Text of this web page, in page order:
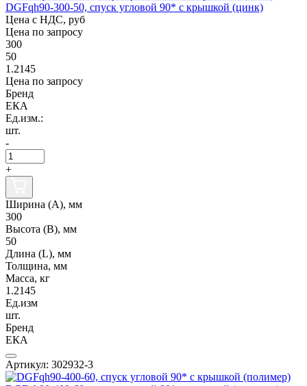
DGFqh90-300-50, спуск угловой 90* с крышкой (цинк)
Цена с НДС, руб
Цена по запросу
300
50
1.2145
Цена по запросу
Бренд
ЕКА
Ед.изм.:
шт.
-
+
Ширина (А), мм
300
Высота (В), мм
50
Длина (L), мм
Толщина, мм
Масса, кг
1.2145
Ед.изм
шт.
Бренд
ЕКА
Артикул: 302932-3